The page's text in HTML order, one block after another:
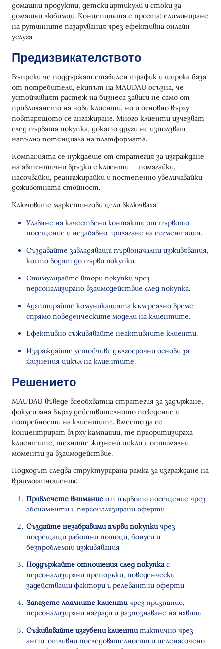
домашни продукти, детски артикули и стоки за
домашни любимци. Концепцията е проста: елиминиране
на рутинните пазарувания чрез ефективна онлайн
услуга.
Предизвикателството
Въпреки че поддържат стабилен трафик и широка база
от потребители, екипът на MAUDAU осъзна, че
устойчивият растеж на бизнеса зависи не само от
привличането на нови клиенти, но и основно върху
повтарящото се ангажиране. Много клиенти изчезват
след първата покупка, докато други не използват
напълно потенциала на платформата.
Компанията се нуждаеше от стратегия за изграждане
на автентични връзки с клиенти — помагайки,
насочвайки, реангажирайки и постепенно увеличавайки
доживотната стойност.
Ключовите маркетингови цели включваха:
Улавяне на качествени контакти от първото
посещение и незабавно прилагане на сегментация.
Създавайте завладяващи първоначални изживявания,
които водят до първи покупки.
Стимулирайте втори покупки чрез
персонализирано взаимодействие след покупка.
Адаптирайте комуникацията към реално време
спрямо поведенческите модели на клиентите.
Ефективно съживявайте неактивните клиенти.
Изграждайте устойчиви дългосрочни основи за
жизнения цикъл на клиентите.
Решението
MAUDAU въведе всеобхватна стратегия за задържане,
фокусирана върху действителното поведение и
потребности на клиентите. Вместо да се
концентрират върху кампании, те приоритизираха
клиентите, техните жизнени цикли и оптимални
моменти за взаимодействие.
Подходът следва структурирана рамка за изграждане на
взаимоотношения:
Привлечете внимание от първото посещение чрез
абонаменти и персонализирани оферти
Създайте незабравими първи покупкичрез
посрещащи работни потоци, бонуси и
безпроблемни изживявания
Поддържайте отношения след покупкас
персонализирани препоръки, поведенчески
задействащи фактори и релевантни оферти
Запазете лоялните клиентичрез признание,
персонализирани награди и разпознаване на навици
Съживявайте изгубени клиентитактично чрез
анти-отливни последователности и целенасочено